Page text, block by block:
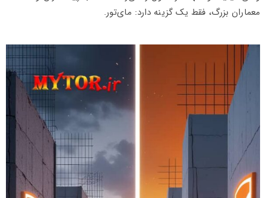
معماران بزرگ، فقط یک گزینه دارد: مای‌تور.